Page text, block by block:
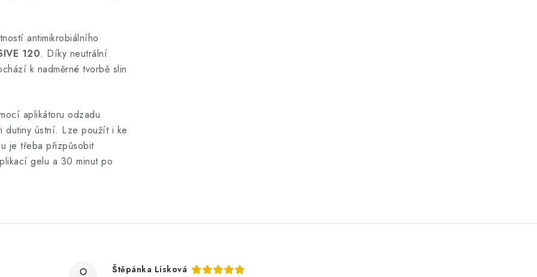
antimikrobiálního
120. Díky neutrální
k nadměrné tvorbě slin
aplikátoru odzadu
dutiny ústní. Lze použít i ke
je třeba přizpůsobit
gelu a 30 minut po
Štěpánka Lísková